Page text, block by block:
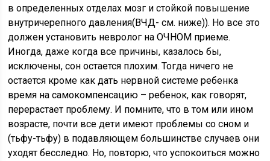
в определенных отделах мозг и стойкой повышение
внутричерепного давления(ВЧД- см. ниже)). Но все это
должен установить невролог на ОЧНОМ приеме.
Иногда, даже когда все причины, казалось бы,
исключены, сон остается плохим. Тогда ничего не
остается кроме как дать нервной системе ребенка
время на самокомпенсацию – ребенок, как говорят,
перерастает проблему. И помните, что в том или ином
возрасте, почти все дети имеют проблемы со сном и
(тьфу-тьфу) в подавляющем большинстве случаев они
уходят бесследно. Но, повторю, что успокоиться можно